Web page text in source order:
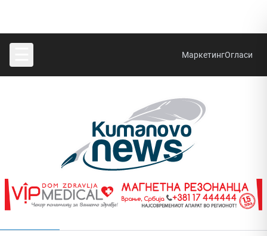
МаркетингОгласи